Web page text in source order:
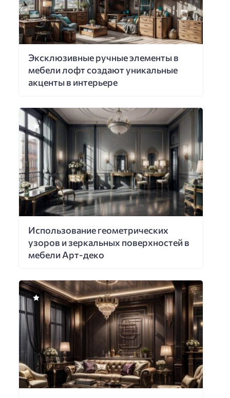
Эксклюзивные ручные элементы в
мебели лофт создают уникальные
акценты в интерьере
Использование геометрических
узоров и зеркальных поверхностей в
мебели Арт-деко